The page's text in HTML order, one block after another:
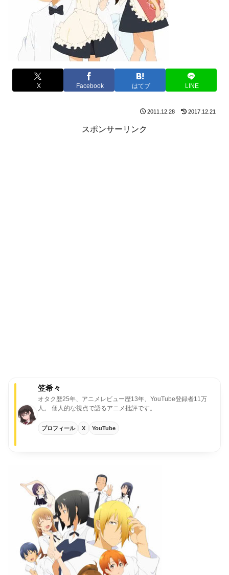
X Facebook はてブ LINE
2011.12.28 2017.12.21
スポンサーリンク
笠希々
オタク歴25年、アニメレビュー歴13年、YouTube登録者11万
人。
個人的な視点で語るアニメ批評です。
プロフィール X YouTube